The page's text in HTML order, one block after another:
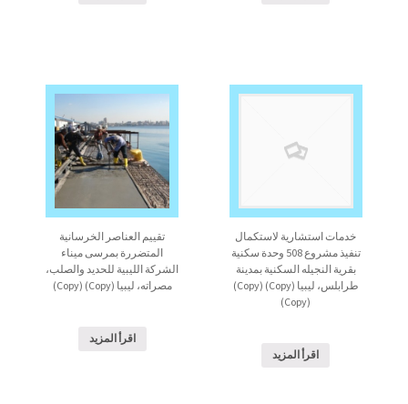
تقييم العناصر الخرسانية
المتضررة بمرسى ميناء
الشركة الليبية للحديد والصلب،
مصراته، ليبيا (Copy) (Copy)
اقرأ المزيد
خدمات استشارية لاستكمال
تنفيذ مشروع 508 وحدة سكنية
بقرية النجيله السكنية بمدينة
طرابلس، ليبيا (Copy) (Copy)
(Copy)
اقرأ المزيد